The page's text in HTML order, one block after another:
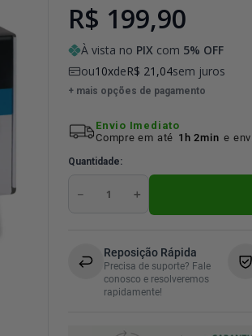
R$ 199,90
À vista no PIX com 5% OFF
ou10 deR$ 21 ,04sem juros
+ mais opções de pagamento
Envio Imediato
Compre em até 1h 2min e
Quantidade
＋
－
Reposição Rápida
Precisa de suporte? Fale
conosco e resolveremos
rapidamente!